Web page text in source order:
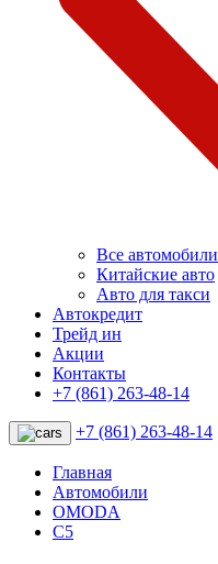
Все автомобили
Китайские авто
Авто для такси
Автокредит
Трейд ин
Акции
Контакты
+7 (861) 263-48-14
+7 (861) 263-48-14
Главная
Автомобили
OMODA
C5